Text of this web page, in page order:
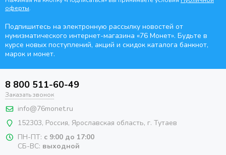
оферты.
Подпишитесь на электронную рассылку новостей от
нумизматического интернет-магазина «76 Монет». Будьте в
курсе новых поступлений, акций и скидок каталога банкнот,
марок и монет.
8 800 511-60-49
Заказать звонок
info@76monet.ru
152303, Россия, Ярославская область, г. Тутаев
ПН-ПТ: с 9:00 до 17:00
СБ-ВС: выходной